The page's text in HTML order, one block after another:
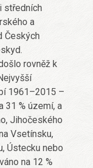
středních
a
Českých
rovněž k
1961–2015 –
31 % území, a
Jihočeského
Vsetínsku,
Ústecku nebo
na 12 %